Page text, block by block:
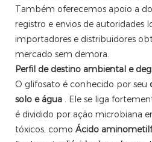
Também oferecemos apoio a
registro e envios de autoridades
importadores e distribuidores
mercado sem demora.
Perfil de destino ambiental e
O glifosato é conhecido por seu
solo e água . Ele se liga
é dividido por ação microbiana
tóxicos, como Ácido